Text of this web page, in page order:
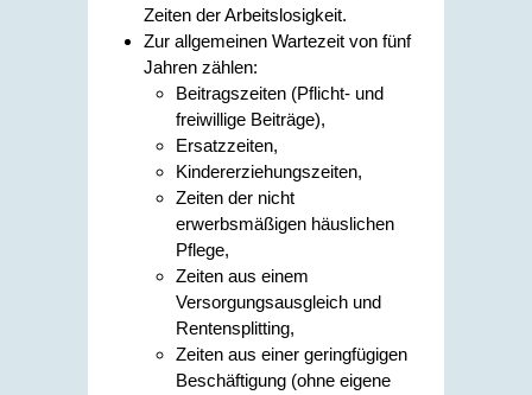
Zeiten der Arbeitslosigkeit.
Zur allgemeinen Wartezeit von fünf
Jahren zählen:
Beitragszeiten (Pflicht- und
freiwillige Beiträge),
Ersatzzeiten,
Kindererziehungszeiten,
Zeiten der nicht
erwerbsmäßigen häuslichen
Pflege,
Zeiten aus einem
Versorgungsausgleich und
Rentensplitting,
Zeiten aus einer geringfügigen
Beschäftigung (ohne eigene